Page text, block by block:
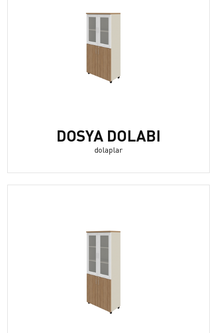
DOSYA DOLABI
dolaplar